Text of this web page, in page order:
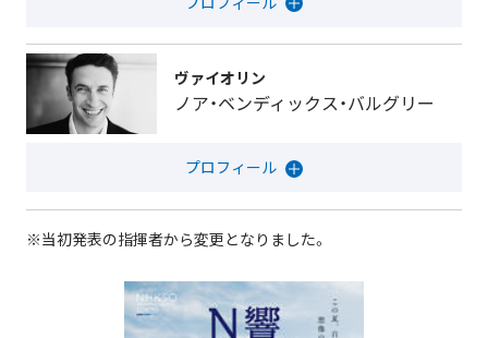
ヴァイオリン
ノア・ベンディックス・バルグリー
※当初発表の指揮者から変更となりました。